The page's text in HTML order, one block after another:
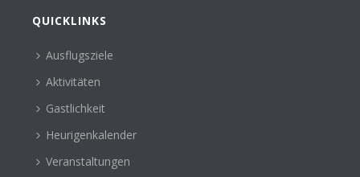
QUICKLINKS
Ausflugsziele
Aktivitäten
Gastlichkeit
Heurigenkalender
Veranstaltungen